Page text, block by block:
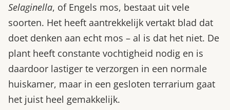
Selaginella, of Engels mos, bestaat uit vele
soorten. Het heeft aantrekkelijk vertakt blad dat
doet denken aan echt mos – al is dat het niet. De
plant heeft constante vochtigheid nodig en is
daardoor lastiger te verzorgen in een normale
huiskamer, maar in een gesloten terrarium gaat
het juist heel gemakkelijk.